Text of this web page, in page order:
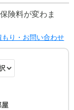
険料が変わま
り・お問い合わせ
屋